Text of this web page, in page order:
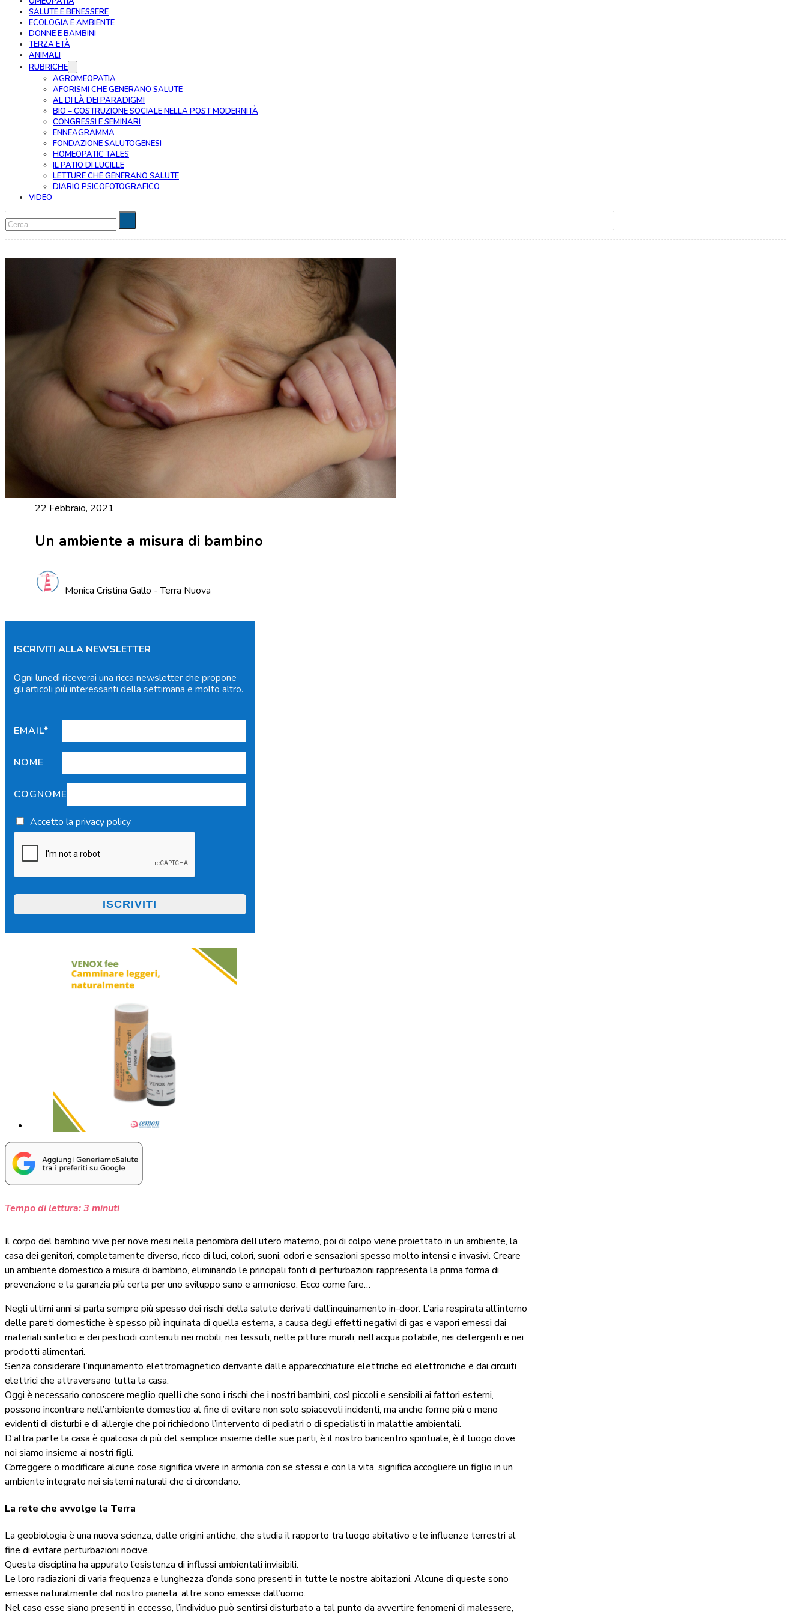
SALUTE E BENESSERE
ECOLOGIA E AMBIENTE
DONNE E BAMBINI
TERZA ETÀ
ANIMALI
RUBRICHE
AGROMEOPATIA
AFORISMI CHE GENERANO SALUTE
AL DI LÀ DEI PARADIGMI
BIO – COSTRUZIONE SOCIALE NELLA POST MODERNITÀ
CONGRESSI E SEMINARI
ENNEAGRAMMA
FONDAZIONE SALUTOGENESI
HOMEOPATIC TALES
IL PATIO DI LUCILLE
LETTURE CHE GENERANO SALUTE
DIARIO PSICOFOTOGRAFICO
VIDEO
Cerca
22 Febbraio, 2021
Un ambiente a misura di bambino
Monica Cristina Gallo - Terra Nuova
ISCRIVITI ALLA NEWSLETTER
Ogni lunedì riceverai una ricca newsletter che propone
gli articoli più interessanti della settimana e molto altro.
EMAIL*
NOME
COGNOME
Accetto la privacy policy
Tempo di lettura:3 minuti
Il corpo del bambino vive per nove mesi nella penombra dell’utero materno, poi di colpo viene proiettato in un ambiente, la
casa dei genitori, completamente diverso, ricco di luci, colori, suoni, odori e sensazioni spesso molto intensi e invasivi. Creare
un ambiente domestico a misura di bambino, eliminando le principali fonti di perturbazioni rappresenta la prima forma di
prevenzione e la garanzia più certa per uno sviluppo sano e armonioso. Ecco come fare…
Negli ultimi anni si parla sempre più spesso dei rischi della salute derivati dall’inquinamento in-door. L’aria respirata all’interno
delle pareti domestiche è spesso più inquinata di quella esterna, a causa degli effetti negativi di gas e vapori emessi dai
materiali sintetici e dei pesticidi contenuti nei mobili, nei tessuti, nelle pitture murali, nell’acqua potabile, nei detergenti e nei
prodotti alimentari.
Senza considerare l’inquinamento elettromagnetico derivante dalle apparecchiature elettriche ed elettroniche e dai circuiti
elettrici che attraversano tutta la casa.
Oggi è necessario conoscere meglio quelli che sono i rischi che i nostri bambini, così piccoli e sensibili ai fattori esterni,
possono incontrare nell’ambiente domestico al fine di evitare non solo spiacevoli incidenti, ma anche forme più o meno
evidenti di disturbi e di allergie che poi richiedono l’intervento di pediatri o di specialisti in malattie ambientali.
D’altra parte la casa è qualcosa di più del semplice insieme delle sue parti, è il nostro baricentro spirituale, è il luogo dove
noi siamo insieme ai nostri figli.
Correggere o modificare alcune cose significa vivere in armonia con se stessi e con la vita, significa accogliere un figlio in un
ambiente integrato nei sistemi naturali che ci circondano.
La rete che avvolge la Terra
La geobiologia è una nuova scienza, dalle origini antiche, che studia il rapporto tra luogo abitativo e le influenze terrestri al
fine di evitare perturbazioni nocive.
Questa disciplina ha appurato l’esistenza di influssi ambientali invisibili.
Le loro radiazioni di varia frequenza e lunghezza d’onda sono presenti in tutte le nostre abitazioni. Alcune di queste sono
emesse naturalmente dal nostro pianeta, altre sono emesse dall’uomo.
Nel caso esse siano presenti in eccesso, l’individuo può sentirsi disturbato a tal punto da avvertire fenomeni di malessere,